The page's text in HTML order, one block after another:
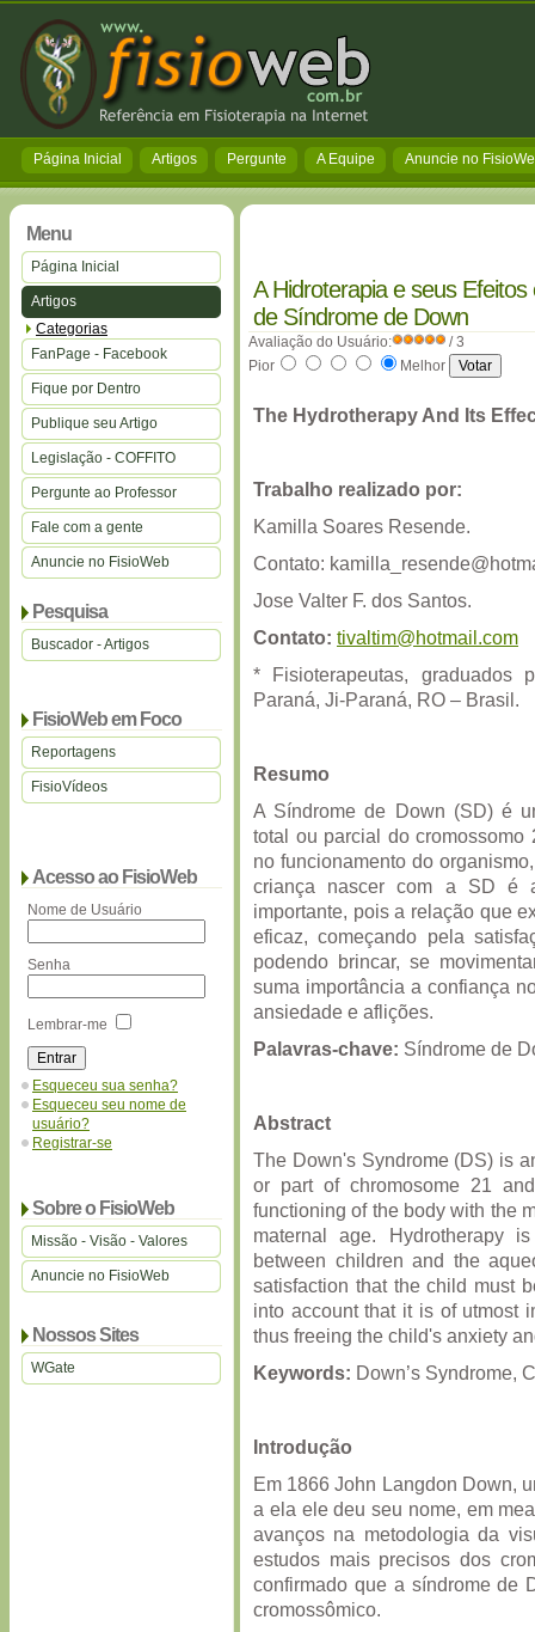
Página Inicial Artigos Pergunte A Equipe Anuncie no
Menu
Página Inicial
Artigos
Categorias
FanPage - Facebook
Fique por Dentro
Publique seu Artigo
Legislação - COFFITO
Pergunte ao Professor
Fale com a gente
Anuncie no FisioWeb
Pesquisa
Buscador - Artigos
FisioWeb em Foco
Reportagens
FisioVídeos
Acesso ao FisioWeb
Nome de Usuário
Senha
Lembrar-me
Esqueceu sua senha?
Esqueceu seu nome de
usuário?
Registrar-se
Sobre o FisioWeb
Missão - Visão - Valores
Anuncie no FisioWeb
Nossos Sites
WGate
A Hidroterapia e seus
de Síndrome de Down
Avaliação do Usuário:
/ 3
Pior
Melhor
The Hydrotherapy And Its
Trabalho realizado por:
Kamilla Soares Resende.
Contato:
Jose Valter F. dos Santos.
Contato: tivaltim@hotmail.com
* Fisioterapeutas, graduados
Paraná, Ji-Paraná, RO – Brasil.
Resumo
A Síndrome de Down (SD) é
total ou parcial do cromossomo
no funcionamento do
criança nascer com a SD é
importante, pois a relação que
eficaz, começando pela
podendo brincar, se
suma importância a confiança
ansiedade e aflições.
Palavras-chave: Síndrome de
Abstract
The Down's Syndrome (DS) is
or part of chromosome 21
functioning of the body with the
maternal age. Hydrotherapy
between children and the
satisfaction that the child must
into account that it is of utmost
thus freeing the child's anxiety
Keywords: Down’s Syndrome,
Introdução
Em 1866 John Langdon Down,
a ela ele deu seu nome, em
avanços na metodologia da
estudos mais precisos dos
confirmado que a síndrome de
cromossômico.